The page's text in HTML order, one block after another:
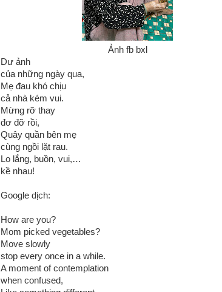
Ảnh fb bxl
Dư ảnh
của những ngày qua,
Mẹ đau khó chịu
cả nhà kém vui.
Mừng rỡ thay
đơ đỡ rồi,
Quây quần bên mẹ
cùng ngồi lặt rau.
Lo lắng, buồn, vui,…
kề nhau!
Google dịch:
How are you?
Mom picked vegetables?
Move slowly
stop every once in a while.
A moment of contemplation
when confused,